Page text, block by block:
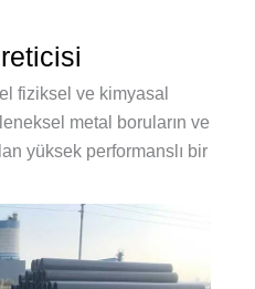
fiziksel ve kimyasal
metal boruların ve
yüksek performanslı bir